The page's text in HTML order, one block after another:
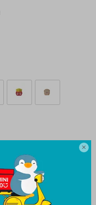
